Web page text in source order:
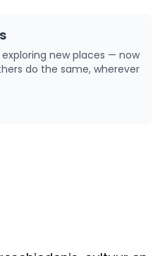
exploring new places — now
do the same, wherever